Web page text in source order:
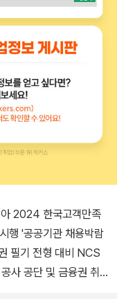
2024 한국고객만족
필기 전형 대비 NCS